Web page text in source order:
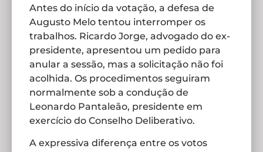
Antes do início da votação, a defesa de
Augusto Melo tentou interromper os
trabalhos. Ricardo Jorge, advogado do ex-
presidente, apresentou um pedido para
anular a sessão, mas a solicitação não foi
acolhida. Os procedimentos seguiram
normalmente sob a condução de
Leonardo Pantaleão, presidente em
exercício do Conselho Deliberativo.
A expressiva diferença entre os votos